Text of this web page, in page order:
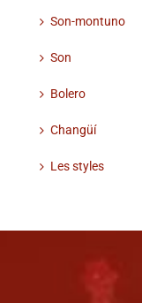
Son-montuno
Son
Bolero
Changüí
Les styles